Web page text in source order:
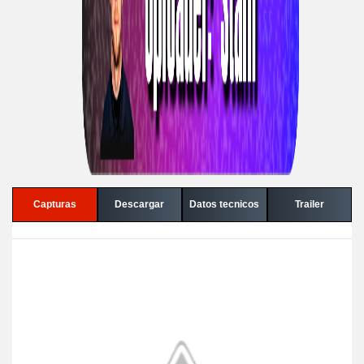
Capturas Descargar Datos tecnicos Trailer